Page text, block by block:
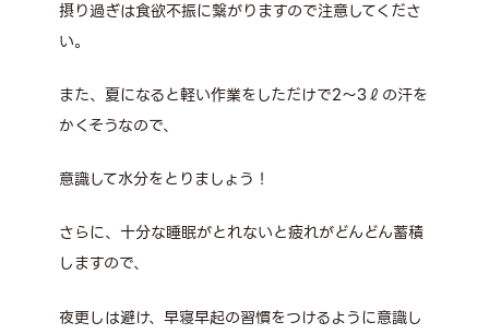
摂り過ぎは食欲不振に繋がりますので注意してくださ
い。
また、夏になると軽い作業をしただけで2～3ℓの汗を
かくそうなので、
意識して水分をとりましょう！
さらに、十分な睡眠がとれないと疲れがどんどん蓄積
しますので、
夜更しは避け、早寝早起の習慣をつけるように意識し